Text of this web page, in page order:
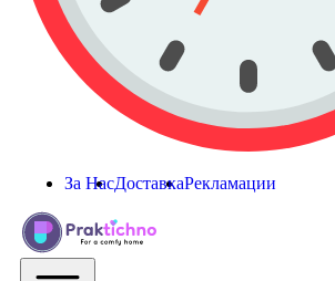
За НасДоставкаРекламации